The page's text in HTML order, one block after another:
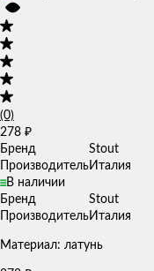
(0)
278 ₽
Бренд
Stout
ПроизводительИталия
В наличии
Бренд
Stout
ПроизводительИталия
Материал: латунь